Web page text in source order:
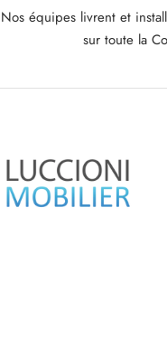
Nos équipes livrent et
sur toute la